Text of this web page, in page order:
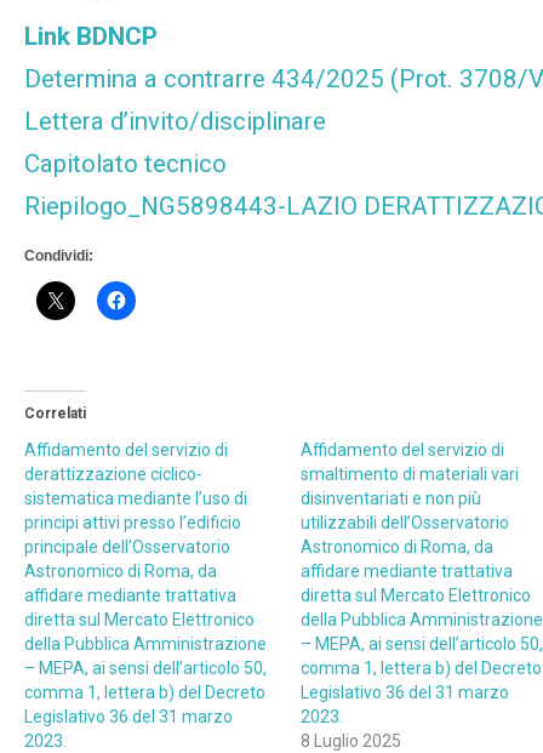
Link BDNCP
Determina a contrarre 434/2025 (Prot.
Lettera d’invito/disciplinare
Capitolato tecnico
Riepilogo_NG5898443-LAZIO
Condividi:
Correlati
Affidamento del servizio di
derattizzazione ciclico-
sistematica mediante l’uso di
principi attivi presso l’edificio
principale dell’Osservatorio
Astronomico di Roma, da
affidare mediante trattativa
diretta sul Mercato Elettronico
della Pubblica Amministrazione
– MEPA, ai sensi dell’articolo 50,
comma 1, lettera b) del Decreto
Legislativo 36 del 31 marzo
2023.
Affidamento del servizio di
smaltimento di materiali vari
disinventariati e non più
utilizzabili dell’Osservatorio
Astronomico di Roma, da
affidare mediante trattativa
diretta sul Mercato Elettronico
della Pubblica Amministrazione
– MEPA, ai sensi dell’articolo 50,
comma 1, lettera b) del Decreto
Legislativo 36 del 31 marzo
2023.
8 Luglio 2025